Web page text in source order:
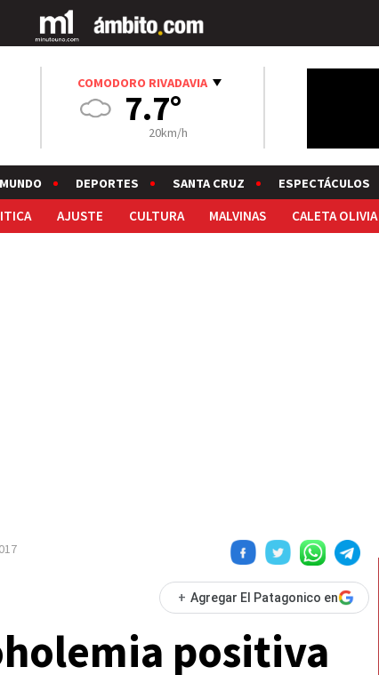
COMODORO RIVADAVIA
7.7°
20km/h
DEPORTES SANTA CRUZ ESPECTÁCULOS
AJUSTE CULTURA MALVINAS CALETA OLIVIA
+ Agregar El Patagonico en
positiva